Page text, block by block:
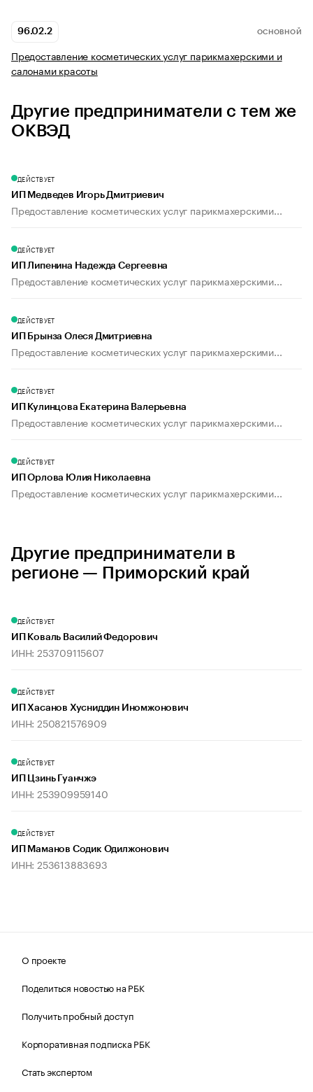
96.02.2 ОСНОВНОЙ
Предоставление косметических услуг парикмахерскими и
салонами красоты
Другие предприниматели с тем же
ОКВЭД
ДЕЙСТВУЕТ
ИП Медведев Игорь Дмитриевич
Предоставление косметических услуг парикмахерскими...
ДЕЙСТВУЕТ
ИП Липенина Надежда Сергеевна
Предоставление косметических услуг парикмахерскими...
ДЕЙСТВУЕТ
ИП Брынза Олеся Дмитриевна
Предоставление косметических услуг парикмахерскими...
ДЕЙСТВУЕТ
ИП Кулинцова Екатерина Валерьевна
Предоставление косметических услуг парикмахерскими...
ДЕЙСТВУЕТ
ИП Орлова Юлия Николаевна
Предоставление косметических услуг парикмахерскими...
Другие предприниматели в
регионе — Приморский край
ДЕЙСТВУЕТ
ИП Коваль Василий Федорович
ИНН: 253709115607
ДЕЙСТВУЕТ
ИП Хасанов Хусниддин Иномжонович
ИНН: 250821576909
ДЕЙСТВУЕТ
ИП Цзинь Гуанчжэ
ИНН: 253909959140
ДЕЙСТВУЕТ
ИП Маманов Содик Одилжонович
ИНН: 253613883693
О проекте
Поделиться новостью на РБК
Получить пробный доступ
Корпоративная подписка РБК
Стать экспертом